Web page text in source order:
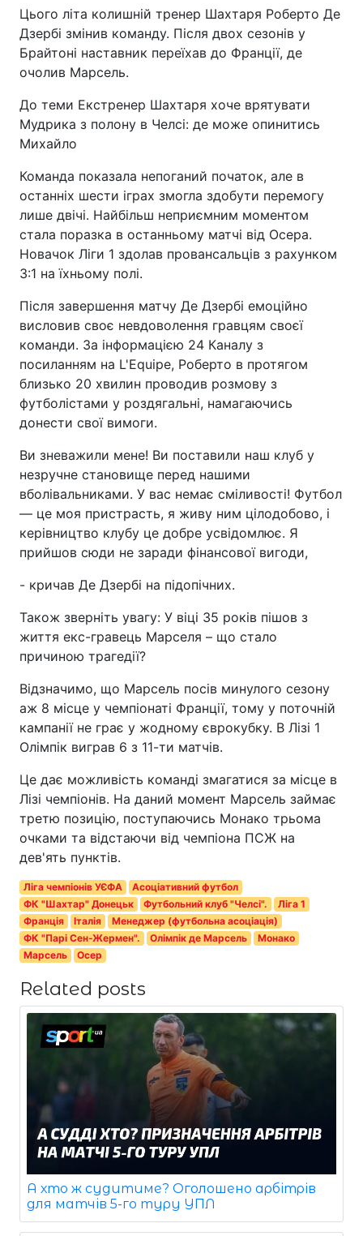
Цього літа колишній тренер Шахтаря Роберто Де
Дзербі змінив команду. Після двох сезонів у
Брайтоні наставник переїхав до Франції, де
очолив Марсель.
До теми Екстренер Шахтаря хоче врятувати
Мудрика з полону в Челсі: де може опинитись
Михайло
Команда показала непоганий початок, але в
останніх шести іграх змогла здобути перемогу
лише двічі. Найбільш неприємним моментом
стала поразка в останньому матчі від Осера.
Новачок Ліги 1 здолав провансальців з рахунком
3:1 на їхньому полі.
Після завершення матчу Де Дзербі емоційно
висловив своє невдоволення гравцям своєї
команди. За інформацією 24 Каналу з
посиланням на L'Equipe, Роберто в протягом
близько 20 хвилин проводив розмову з
футболістами у роздягальні, намагаючись
донести свої вимоги.
Ви зневажили мене! Ви поставили наш клуб у
незручне становище перед нашими
вболівальниками. У вас немає сміливості! Футбол
— це моя пристрасть, я живу ним цілодобово, і
керівництво клубу це добре усвідомлює. Я
прийшов сюди не заради фінансової вигоди,
- кричав Де Дзербі на підопічних.
Також зверніть увагу: У віці 35 років пішов з
життя екс-гравець Марселя – що стало
причиною трагедії?
Відзначимо, що Марсель посів минулого сезону
аж 8 місце у чемпіонаті Франції, тому у поточній
кампанії не грає у жодному єврокубку. В Лізі 1
Олімпік виграв 6 з 11-ти матчів.
Це дає можливість команді змагатися за місце в
Лізі чемпіонів. На даний момент Марсель займає
третю позицію, поступаючись Монако трьома
очками та відстаючи від чемпіона ПСЖ на
дев'ять пунктів.
Ліга чемпіонів УЄФА
Асоціативний футбол
ФК "Шахтар" Донецьк
Футбольний клуб "Челсі".
Ліга 1
Франція
Італія
Менеджер (футбольна асоціація)
ФК "Парі Сен-Жермен".
Олімпік де Марсель
Монако
Марсель
Осер
Related posts
А хто ж судитиме? Оголошено арбітрів
для матчів 5-го туру УПЛ